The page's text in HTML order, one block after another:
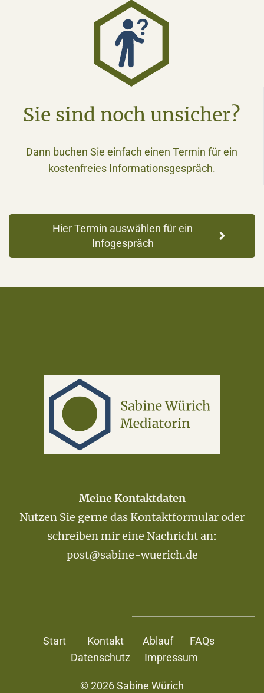
Sie sind noch unsicher?
Dann buchen Sie einfach einen Termin für ein
kostenfreies Informationsgespräch.
Hier Termin auswählen für ein
Infogespräch
Meine Kontaktdaten
Nutzen Sie gerne das Kontaktformular oder
schreiben mir eine Nachricht an:
post@sabine-wuerich.de
Start Kontakt Ablauf
FAQs
Datenschutz
Impressum
© 2026 Sabine Würich